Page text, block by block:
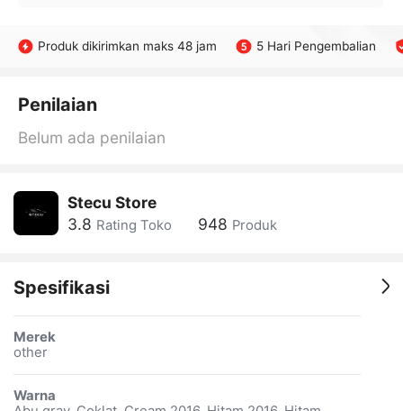
Produk dikirimkan maks 48 jam 5 Hari Pengembalian
Penilaian
Belum ada penilaian
Stecu Store
3.8 Rating Toko 948 Produk
Spesifikasi
Merek
other
Warna